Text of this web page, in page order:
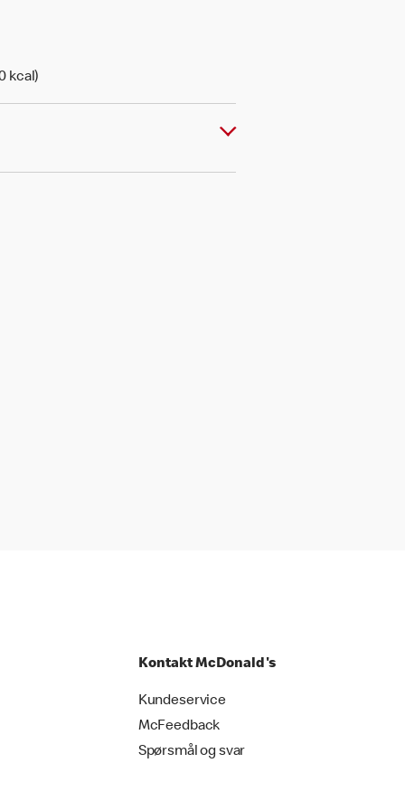
kcal)
Kontakt McDonald's
Kundeservice
McFeedback
Spørsmål og svar